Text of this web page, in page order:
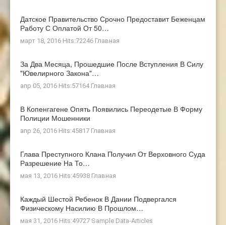
Датское Правительство Срочно Предоставит Беженцам
Работу С Оплатой От 50…
март 18, 2016 Hits:72246 Главная
За Два Месяца, Прошедшие После Вступления В Силу
"ювелирного Закона"…
апр 05, 2016 Hits:57164 Главная
В Копенгагене Опять Появились Переодетые В Форму
Полиции Мошенники
апр 26, 2016 Hits:45817 Главная
Глава Преступного Клана Получил От Верховного Суда
Разрешение На То…
мая 13, 2016 Hits:45938 Главная
Каждый Шестой Ребенок В Дании Подвергался
Физическому Насилию В Прошлом…
мая 31, 2016 Hits:49727 Sample Data-Articles